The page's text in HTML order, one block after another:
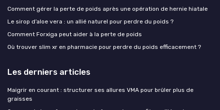
Comment gérer la perte de poids après une opération de hernie hiatale
Le sirop d’aloe vera : un allié naturel pour perdre du poids ?
Comment Forxiga peut aider à la perte de poids
Où trouver slim xr en pharmacie pour perdre du poids efficacement ?
Les derniers articles
Maigrir en courant : structurer ses allures VMA pour brûler plus de
graisses